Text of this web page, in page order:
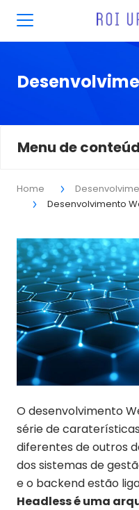
Home
Desenvolvimento
Menu de
O desenvolvimento
série de
diferentes de outros
dos sistemas de
e o backend estão
Headless é uma